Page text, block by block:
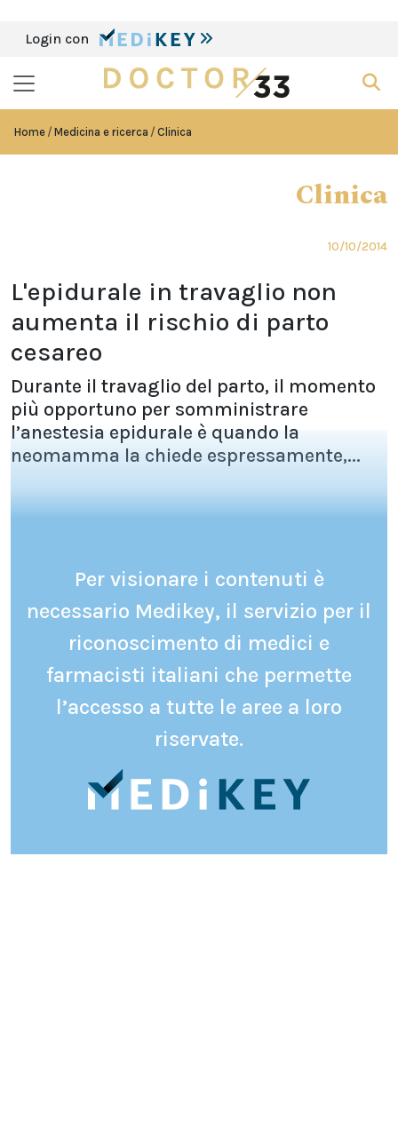
Login con
Home Medicina e ricerca Clinica
Clinica
10/10/2014
L'epidurale in travaglio non
aumenta il rischio di parto
cesareo
Durante il travaglio del parto, il momento
più opportuno per somministrare
l’anestesia epidurale è quando la
neomamma la chiede espressamente,...
Per visionare i contenuti è
necessario Medikey, il servizio per il
riconoscimento di medici e
farmacisti italiani che permette
l’accesso a tutte le aree a loro
riservate.